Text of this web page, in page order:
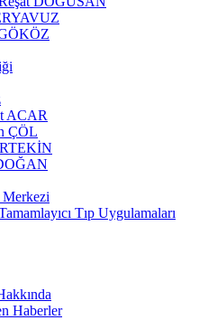
ACAR
ÇÖL
Merkezi
Tıp Uygulamaları
Haberler